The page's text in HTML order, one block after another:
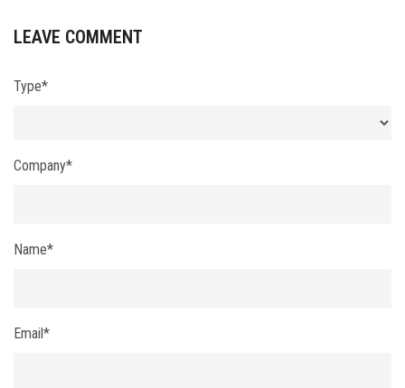
LEAVE COMMENT
Type*
Company*
Name*
Email*